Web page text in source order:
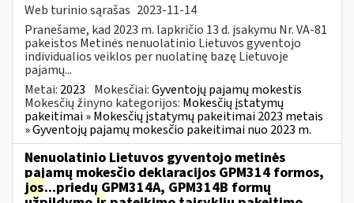
Web turinio sąrašas 2023-11-14
Pranešame, kad 2023 m. lapkričio 13 d. įsakymu Nr. VA-81
pakeistos Metinės nenuolatinio Lietuvos gyventojo
individualios veiklos per nuolatinę bazę Lietuvoje
pajamų...
Metai: 2023 Mokesčiai:Gyventojų pajamų mokestis
Mokesčių žinyno kategorijos: Mokesčių įstatymų
pakeitimai » Mokesčių įstatymų pakeitimai 2023 metais
» Gyventojų pajamų mokesčio pakeitimai nuo 2023 m.
Nenuolatinio Lietuvos gyventojo metinės
pajamų mokesčio deklaracijos GPM314 formos,
jos...priedų GPM314A, GPM314B formų